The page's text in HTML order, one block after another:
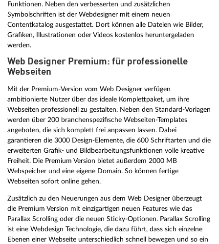
Funktionen. Neben den verbesserten und zusätzlichen
Symbolschriften ist der Webdesigner mit einem neuen
Contentkatalog ausgestattet. Dort können alle Dateien wie Bilder,
Grafiken, Illustrationen oder Videos kostenlos heruntergeladen
werden.
Web Designer Premium: für professionelle
Webseiten
Mit der Premium-Version vom Web Designer verfügen
ambitionierte Nutzer über das ideale Komplettpaket, um ihre
Webseiten professionell zu gestalten. Neben den Standard-Vorlagen
werden über 200 branchenspezifische Webseiten-Templates
angeboten, die sich komplett frei anpassen lassen. Dabei
garantieren die 3000 Design-Elemente, die 600 Schriftarten und die
erweiterten Grafik- und Bildbearbeitungsfunktionen volle kreative
Freiheit. Die Premium Version bietet außerdem 2000 MB
Webspeicher und eine eigene Domain. So können fertige
Webseiten sofort online gehen.
Zusätzlich zu den Neuerungen aus dem Web Designer überzeugt
die Premium Version mit einzigartigen neuen Features wie das
Parallax Scrolling oder die neuen Sticky-Optionen. Parallax Scrolling
ist eine Webdesign Technologie, die dazu führt, dass sich einzelne
Ebenen einer Webseite unterschiedlich schnell bewegen und so ein